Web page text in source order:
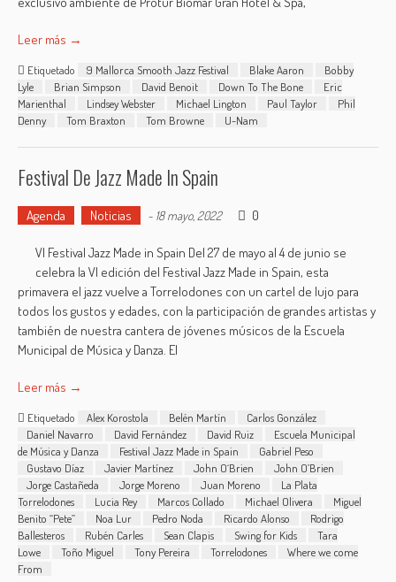
Leer más →
Etiquetado 9 Mallorca Smooth Jazz Festival Blake Aaron
Bobby
Lyle
Brian Simpson David Benoit Down To The Bone
Eric
Marienthal
Lindsey Webster Michael Lington Paul Taylor
Phil
Denny
Tom Braxton Tom Browne U-Nam
Festival De Jazz Made In Spain
Agenda Noticias - 18 mayo, 2022 0
VI Festival Jazz Made in Spain Del 27 de mayo al 4 de junio se
celebra la VI edición del Festival Jazz Made in Spain, esta
primavera el jazz vuelve a Torrelodones con un cartel de lujo para
todos los gustos y edades, con la participación de grandes artistas y
también de nuestra cantera de jóvenes músicos de la Escuela
Municipal de Música y Danza. El
Leer más →
Etiquetado Alex Korostola Belén Martín
Carlos González
Daniel Navarro
David Fernández David Ruiz
Escuela Municipal
de Música y Danza
Festival Jazz Made in Spain
Gabriel Peso
Gustavo Díaz
Javier Martínez John O´Brien
John O’Brien
Jorge Castañeda
Jorge Moreno Juan Moreno
La Plata
Torrelodones
Lucia Rey Marcos Collado Michael Olivera
Miguel
Benito “Pete”
Noa Lur Pedro Noda Ricardo Alonso
Rodrigo
Ballesteros
Rubén Carles Sean Clapis Swing for Kids
Tara
Lowe
Toño Miguel Tony Pereira Torrelodones
Where we come
From